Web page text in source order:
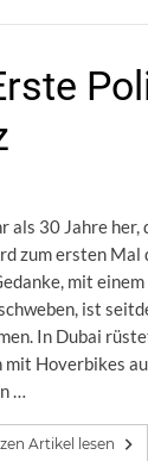
als 30 Jahre
zum ersten Mal
mit
ist
In Dubai
mit Hoverbikes
…
Artikel lesen